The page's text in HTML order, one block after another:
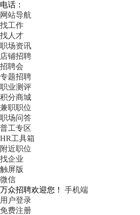
电话：
网站导航
找工作
找人才
职场资讯
店铺招聘
招聘会
专题招聘
职业测评
积分商城
兼职职位
职场问答
普工专区
HR工具箱
附近职位
找企业
触屏版
微信
万众招聘欢迎您！
手机端
用户登录
免费注册